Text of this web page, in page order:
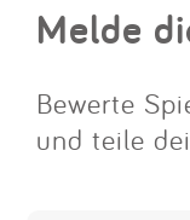
Melde
Bewerte
und teile